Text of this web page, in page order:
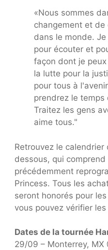
«Nous sommes
changement et de
dans le monde.
pour écouter et
façon dont je
la lutte pour la
pour tous à
prendrez le
Traitez les gens
aime tous."
Retrouvez le
dessous, qui
précédemment
Princess. Tous les
seront honorés pour
vous pouvez vérifier
Dates de la tournée
29/09 – Monterrey, MX